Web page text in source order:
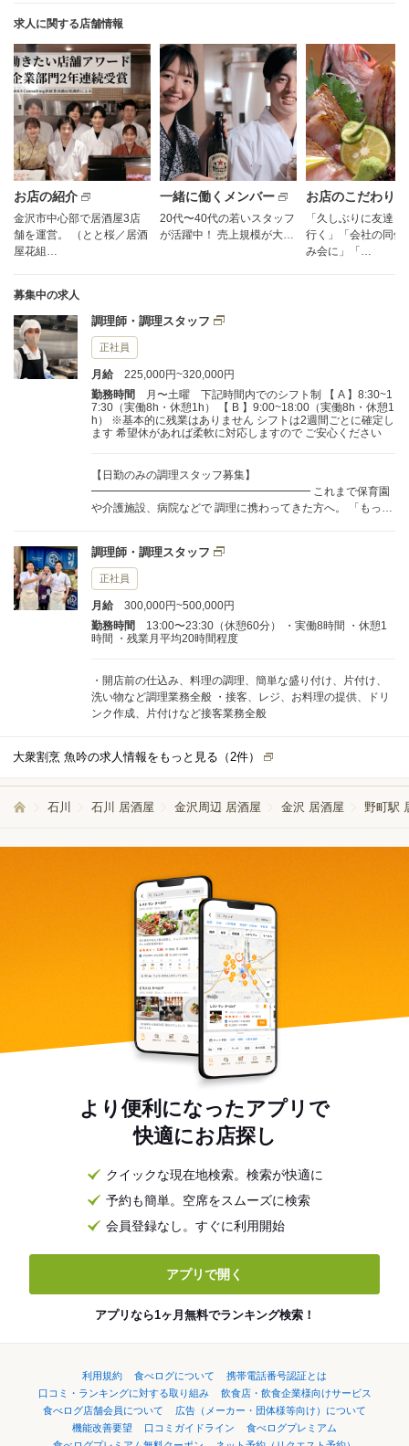
求人に関する店舗情報
お店の紹介
金沢市中心部で居酒屋3店
舗を運営。 （とと桜／居酒
屋花組…
一緒に働くメンバー
20代〜40代の若いスタッフ
が活躍中！ 売上規模が大…
お店のこだわり
「久しぶりに友達と
行く」「会社の同僚
み会に」「…
募集中の求人
調理師・調理スタッフ
正社員
月給
225,000円~320,000円
勤務時間
月〜土曜 下記時間内でのシフト制 【 A 】8:30~1
7:30（実働8h・休憩1h） 【 B 】9:00~18:00（実働8h・休憩1
h） ※基本的に残業はありません シフトは2週間ごとに確定し
ます 希望休があれば柔軟に対応しますので ご安心ください
【日勤のみの調理スタッフ募集】
━━━━━━━━━━━━━━━━━━━━ これまで保育園
や介護施設、病院などで 調理に携わってきた方へ。 「もっと
◎残業ほぼなし ◎完全週休2日制 ◎年間休日115日 ◎賞与年2
回 朝早すぎる出勤や深夜勤務はなく、 生活リズムを整えなが
ら働けます。 【仕事内容】
━━━━━━━━━━━━━━━━━━━━ 当社は金沢市内
で居酒屋を3店舗運営する 安定企業です。 今回募集するの
は、店舗勤務ではなく、 各店舗を支えるセントラルキッチン
の調理スタッフです。 お客様への接客業務はなく、 調理や仕
込みに集中できる環境です。 保育園や介護施設、病院などで
の 大量調理経験や衛生管理の知識を活かしながら働けます。
具体的には、 ・仕込み、調理業務 ・食材の下処理 ・真空パッ
クなどの商品加工 ・発注業務 ・在庫、衛生管理 ※店舗への配
送業務は月2〜3回程度の当番制です。 入社後は経験やスキル
に合わせて業務をお任せします。 経験豊富な先輩社員がサポ
い。 【職場について】
━━━━━━━━━━━━━━━━━━━━ 現在は社員2名
日の流れ】 ━━━━━━━━━━━━━━━━━━━━
09:00 受注確認 09:30 調理・配送準備 12:30 休憩
13:00 調理業務 16:00 休憩 16:30 発注・清掃・翌日準備
18:00 退勤 ※基本的に残業はありません 【働きやすさ】
━━━━━━━━━━━━━━━━━━━━ ・完全週休2日
休暇あり 女性社員の有給取得率は100％。 仕事だけでなく、
自分や家族との時間も大切にできます。 【こんな方を歓迎し
理の経験を活かしたい方 ・生活リズムを整えて働きたい方 ・
調理に専念できる環境を探している方 ・安定した会社で腰を
タッフの声】（30代女性）
━━━━━━━━━━━━━━━━━━━━ 「前職は介護施
設で調理をしていましたが、 早朝勤務が多く生活リズムが不
規則でした。 現在は勤務時間が安定し、 これまでの経験もそ
のまま活かせています。 調理の仕事を続けながら、 無理なく
働ける環境に満足しています！」
調理師・調理スタッフ
正社員
月給
300,000円~500,000円
勤務時間
13:00〜23:30（休憩60分） ・実働8時間 ・休憩1
時間 ・残業月平均20時間程度
・開店前の仕込み、料理の調理、簡単な盛り付け、片付け、
洗い物など調理業務全般 ・接客、レジ、お料理の提供、ドリ
ンク作成、片付けなど接客業務全般
大衆割烹 魚吟の求人情報をもっと見る（2件）
石川 石川 居酒屋 金沢周辺 居酒屋 金沢 居酒屋 野町駅
より便利になったアプリで
快適にお店探し
クイックな現在地検索。検索が快適に
予約も簡単。空席をスムーズに検索
会員登録なし。すぐに利用開始
アプリで開く
アプリなら1ヶ月無料でランキング検索！
利用規約 食べログについて
携帯電話番号認証とは
口コミ・ランキングに対する取り組み
飲食店・飲食企業様向けサービス
食べログ店舗会員について
広告（メーカー・団体様等向け）について
機能改善要望
口コミガイドライン
食べログプレミアム